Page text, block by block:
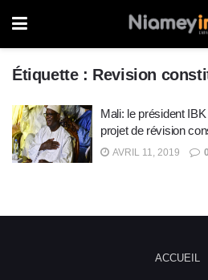
Étiquette : Revision
Mali: le président
projet de révision
AVRIL 11, 2019 0
ACCUEIL